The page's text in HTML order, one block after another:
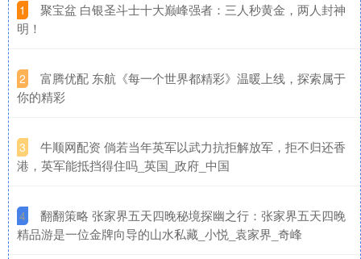
1
​聚宝盆 白银圣斗士十大巅峰强者：三人秒黄金，两人封神
明！
2
​富腾优配 东航《每一个世界都精彩》温暖上线，探索属于
你的精彩
3
​牛顺网配资 倘若当年英军以武力抗拒解放军，拒不归还香
港，英军能抵挡得住吗_英国_政府_中国
4
​翻翻策略 张家界五天四晚秘境探幽之行：张家界五天四晚
精品游是一位金牌向导的山水私藏_小悦_袁家界_奇峰